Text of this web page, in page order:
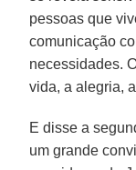
pessoas que
comunicação
necessidades.
vida, a alegria,
E disse a
um grande